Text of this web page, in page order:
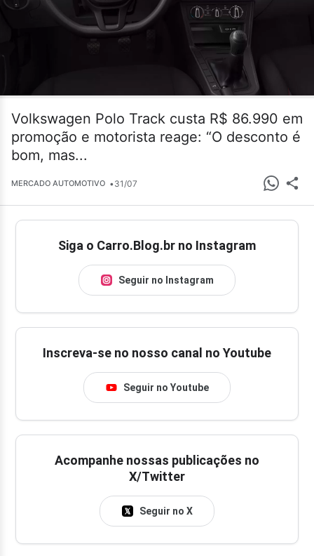
Volkswagen Polo Track custa R$ 86.990 em
promoção e motorista reage: “O desconto é
bom, mas...
MERCADO AUTOMOTIVO •31/07
Siga o Carro.Blog.br no Instagram
Seguir no Instagram
Inscreva-se no nosso canal no Youtube
Seguir no Youtube
Acompanhe nossas publicações no
X/Twitter
Seguir no X